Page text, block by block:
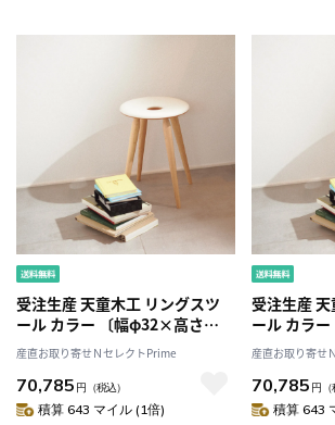
受注生産 天童木工 リングスツ
ール カラー 〔幅φ32×高さ
44.2×座面の高さ44.2cm〕
産直お取り寄せＮセレクトPrime
70,785 円 （税込）
積算 643 マイル (1倍)
受注生産
ール カラ
44.2×座面
産直お取り寄せ
70,785 円
積算 643